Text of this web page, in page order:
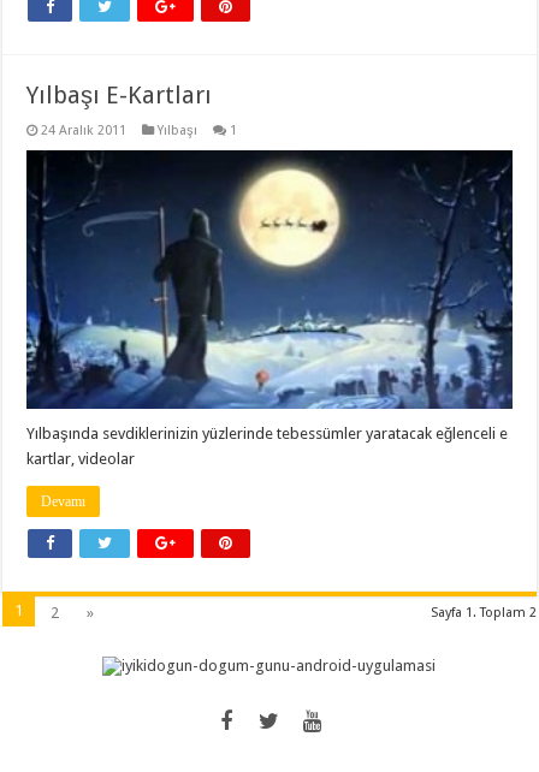
Yılbaşı E-Kartları
24 Aralık 2011 Yılbaşı 1
Yılbaşında sevdiklerinizin yüzlerinde tebessümler yaratacak eğlenceli e
kartlar, videolar
Devamı
Sayfa 1. Toplam 2
1 2 »